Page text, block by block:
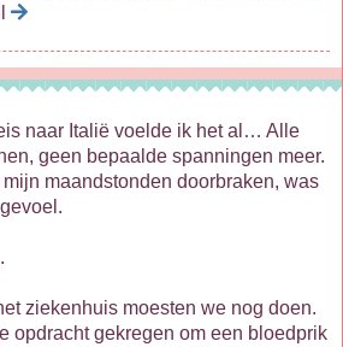
naar Italië voelde ik het al… Alle
geen bepaalde spanningen meer.
maandstonden doorbraken, was
ziekenhuis moesten we nog doen.
opdracht gekregen om een bloedprik